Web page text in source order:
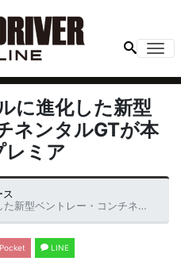
に進化した新型
ネンタルGTが本
レミア
ンチネンタルGTが本年6月にワールドプレミア
Pocket LINE